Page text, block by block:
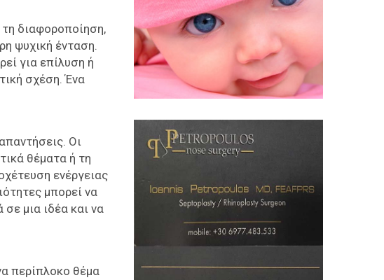
διαφοροποίηση,
ψυχική ένταση.
για επίλυση ή
σχέση. Ένα
Οι
θέματα ή τη
ενέργειας
μπορεί να
μια ιδέα και να
περίπλοκο θέμα